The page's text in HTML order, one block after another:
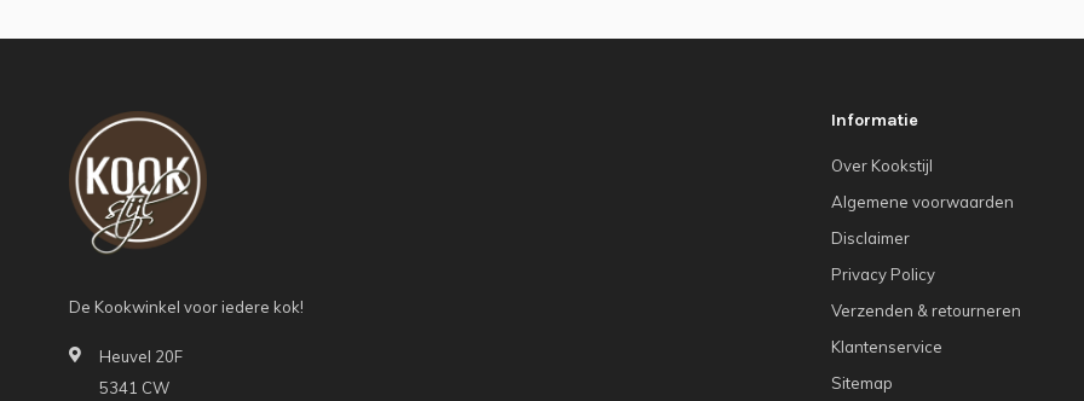
De Kookwinkel voor iedere kok!
Heuvel 20F
5341 CW
Informatie
Over Kookstijl
Algemene voorwaarden
Disclaimer
Privacy Policy
Verzenden & retourneren
Klantenservice
Sitemap